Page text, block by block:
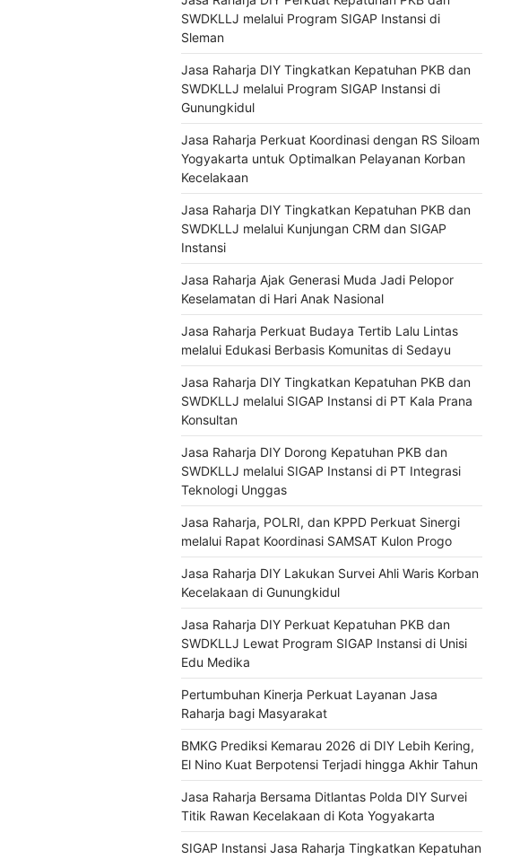
SWDKLLJ melalui Program SIGAP Instansi di
Sleman
Jasa Raharja DIY Tingkatkan Kepatuhan PKB dan
SWDKLLJ melalui Program SIGAP Instansi di
Gunungkidul
Jasa Raharja Perkuat Koordinasi dengan RS Siloam
Yogyakarta untuk Optimalkan Pelayanan Korban
Kecelakaan
Jasa Raharja DIY Tingkatkan Kepatuhan PKB dan
SWDKLLJ melalui Kunjungan CRM dan SIGAP
Instansi
Jasa Raharja Ajak Generasi Muda Jadi Pelopor
Keselamatan di Hari Anak Nasional
Jasa Raharja Perkuat Budaya Tertib Lalu Lintas
melalui Edukasi Berbasis Komunitas di Sedayu
Jasa Raharja DIY Tingkatkan Kepatuhan PKB dan
SWDKLLJ melalui SIGAP Instansi di PT Kala Prana
Konsultan
Jasa Raharja DIY Dorong Kepatuhan PKB dan
SWDKLLJ melalui SIGAP Instansi di PT Integrasi
Teknologi Unggas
Jasa Raharja, POLRI, dan KPPD Perkuat Sinergi
melalui Rapat Koordinasi SAMSAT Kulon Progo
Jasa Raharja DIY Lakukan Survei Ahli Waris Korban
Kecelakaan di Gunungkidul
Jasa Raharja DIY Perkuat Kepatuhan PKB dan
SWDKLLJ Lewat Program SIGAP Instansi di Unisi
Edu Medika
Pertumbuhan Kinerja Perkuat Layanan Jasa
Raharja bagi Masyarakat
BMKG Prediksi Kemarau 2026 di DIY Lebih Kering,
El Nino Kuat Berpotensi Terjadi hingga Akhir Tahun
Jasa Raharja Bersama Ditlantas Polda DIY Survei
Titik Rawan Kecelakaan di Kota Yogyakarta
SIGAP Instansi Jasa Raharja Tingkatkan Kepatuhan